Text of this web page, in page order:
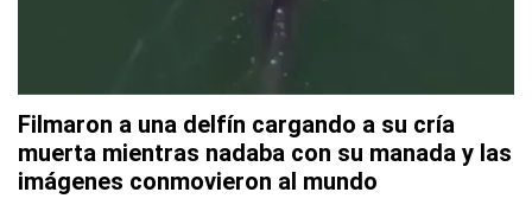
Filmaron a una delfín cargando a su cría
muerta mientras nadaba con su manada y las
imágenes conmovieron al mundo